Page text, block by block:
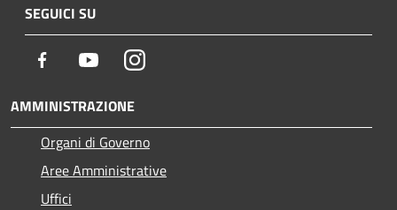
SEGUICI SU
Facebook YoutubeInstagram
AMMINISTRAZIONE
Organi di Governo
Aree Amministrative
Uffici